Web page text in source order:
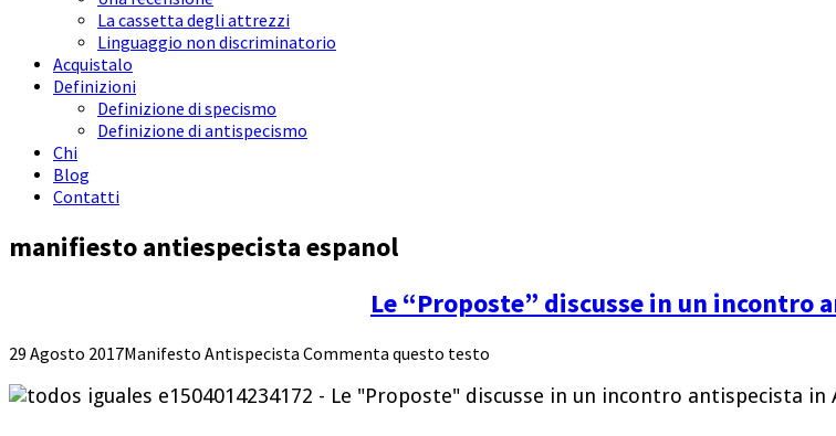
La cassetta degli attrezzi
Linguaggio non discriminatorio
Acquistalo
Definizioni
Definizione di specismo
Definizione di antispecismo
Chi
Blog
Contatti
manifiesto antiespecista espanol
Le “Proposte” discusse in un incontro
29 Agosto 2017Manifesto Antispecista Commenta questo testo